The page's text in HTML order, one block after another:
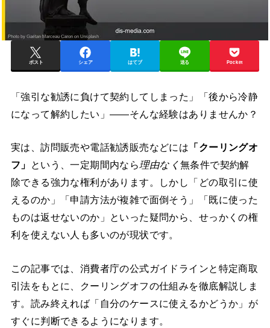
ポスト シェア はてブ 送る Pocket
「強引な勧誘に負けて契約してしまった」「後から冷静
になって解約したい」――そんな経験はありませんか？
実は、訪問販売や電話勧誘販売などには 「クーリングオ
フ」 という、一定期間内なら理由なく無条件で契約解
除できる強力な権利があります。しかし「どの取引に使
えるのか」「申請方法が複雑で面倒そう」「既に使った
ものは返せないのか」といった疑問から、せっかくの権
利を使えない人も多いのが現状です。
この記事では、消費者庁の公式ガイドラインと特定商取
引法をもとに、クーリングオフの仕組みを徹底解説しま
す。読み終えれば「自分のケースに使えるかどうか」が
すぐに判断できるようになります。